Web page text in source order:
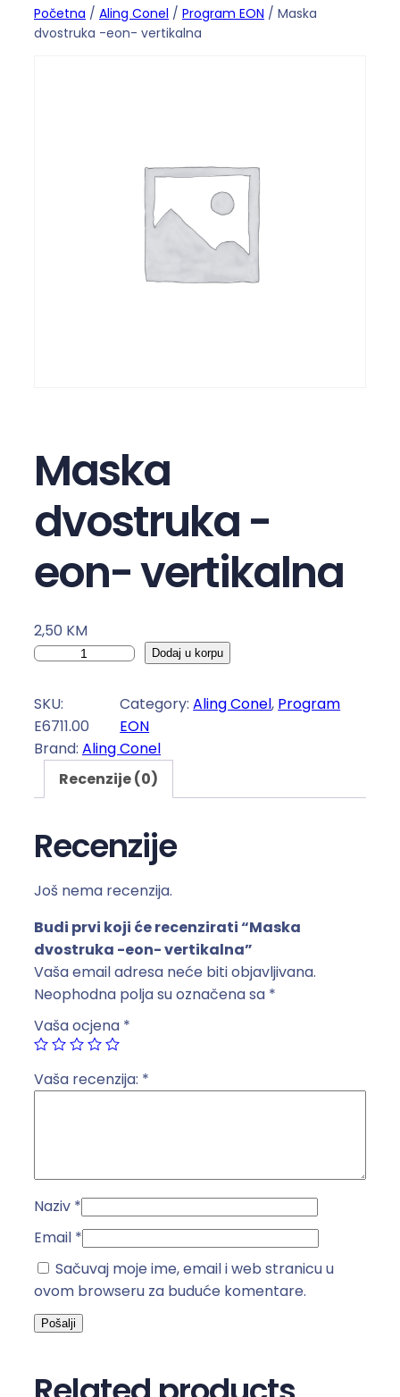
Početna / Aling Conel / Program EON / Maska
dvostruka -eon- vertikalna
Maska
dvostruka -
eon- vertikalna
2,50 KM
M
s
k
a
s
t
u
k
a
-
e
n
-
v
a
l
a
k
o
č
Dodaj u korpu
SKU:
E6711.00
Category:Aling Conel, Program
EON
Brand: Aling Conel
Recenzije (0)
Recenzije
Još nema recenzija.
Budi prvi koji će recenzirati “Maska
dvostruka -eon- vertikalna”
Vaša email adresa neće biti objavljivana.
Neophodna polja su označena sa *
Vaša ocjena *
Vaša recenzija: *
Naziv *
Email *
Sačuvaj moje ime, email i web stranicu u
ovom browseru za buduće komentare.